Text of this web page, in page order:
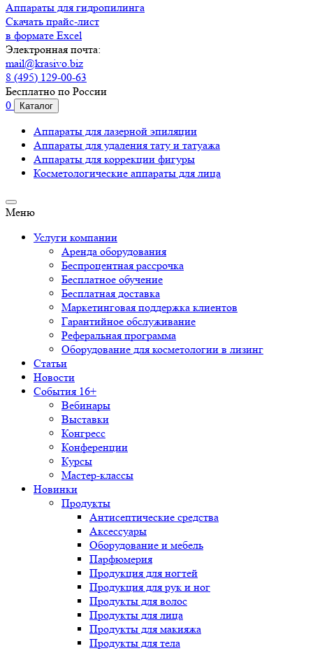
Аппараты для гидропилинга
Скачать прайс-лист
в формате Excel
Электронная почта:
mail@krasivo.biz
8 (495) 129-00-63
Бесплатно по России
0
Каталог
Аппараты для лазерной эпиляции
Аппараты для удаления тату и татуажа
Аппараты для коррекции фигуры
Косметологические аппараты для лица
Меню
Услуги компании
Аренда оборудования
Беспроцентная рассрочка
Бесплатное обучение
Бесплатная доставка
Маркетинговая поддержка клиентов
Гарантийное обслуживание
Реферальная программа
Оборудование для косметологии в лизинг
Статьи
Новости
События 16+
Вебинары
Выставки
Конгресс
Конференции
Курсы
Мастер-классы
Новинки
Продукты
Антисептические средства
Аксессуары
Оборудование и мебель
Парфюмерия
Продукция для ногтей
Продукция для рук и ног
Продукты для волос
Продукты для лица
Продукты для макияжа
Продукты для тела